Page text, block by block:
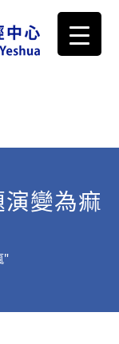
研經中心
，成為更好的門徒
變為痲
"